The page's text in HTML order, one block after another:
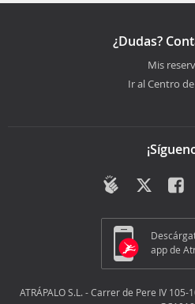
¿Dudas?
Mis
Ir al Centro
app de
ATRÁPALO S.L. - Carrer de Pere IV